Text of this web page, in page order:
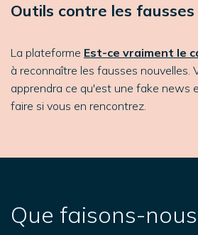
Outils contre les fausses
La plateforme Est-ce vraiment le
à reconnaître les fausses nouvelles.
apprendra ce qu'est une fake news
faire si vous en rencontrez.
Que faisons-